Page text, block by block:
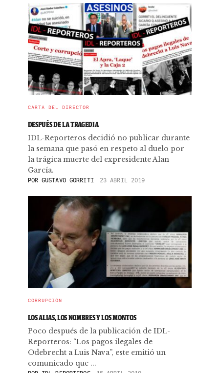
CARTA DEL DIRECTOR
DESPUÉS DE LA TRAGEDIA
IDL-Reporteros decidió no publicar durante
la semana que pasó en respeto al duelo por
la trágica muerte del expresidente Alan
García.
POR GUSTAVO GORRITI 23 ABRIL 2019
CORRUPCIÓN
LOS ALIAS, LOS NOMBRES Y LOS MONTOS
Poco después de la publicación de IDL-
Reporteros: “Los pagos ilegales de
Odebrecht a Luis Nava”, este emitió un
comunicado que ...